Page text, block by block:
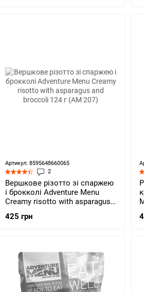
Артикул: 8595648660065
2
Вершкове різотто зі спаржею
і брокколі Adventure Menu
Creamy risotto with asparagus
425 грн